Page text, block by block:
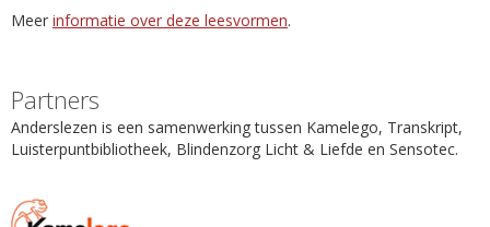
Meer informatie over deze leesvormen.
Partners
Anderslezen is een samenwerking tussen Kamelego, Transkript,
Luisterpuntbibliotheek, Blindenzorg Licht & Liefde en Sensotec.